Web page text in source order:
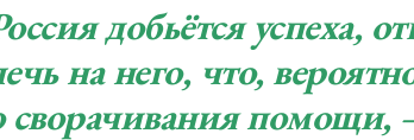
добьётся успеха,
на него, что,
сворачивания